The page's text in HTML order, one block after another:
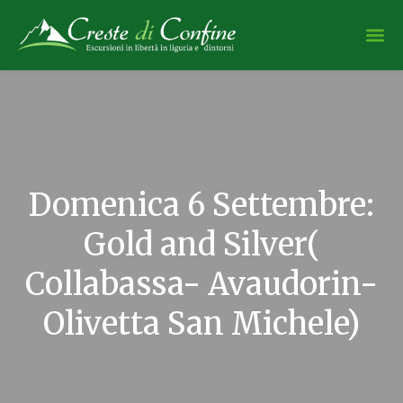
Domenica 6 Settembre:
Gold and Silver(
Collabassa- Avaudorin-
Olivetta San Michele)